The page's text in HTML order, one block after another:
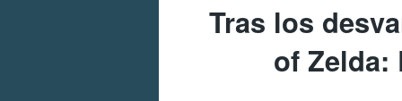
Tras los
of Zelda: